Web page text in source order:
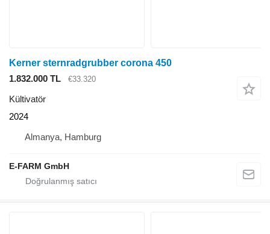
Kerner sternradgrubber corona 450
1.832.000 TL
€33.320
Kültivatör
2024
Almanya, Hamburg
E-FARM GmbH